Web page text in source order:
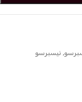
, نيسبرسو